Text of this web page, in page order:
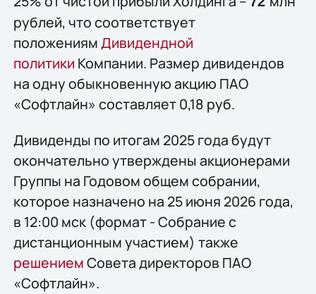
рублей, что соответствует
положениямДивидендной
политики Компании. Размер дивидендов
на одну обыкновенную акцию ПАО
«Софтлайн» составляет 0,18 руб.
Дивиденды по итогам 2025 года будут
окончательно утверждены акционерами
Группы на Годовом общем собрании,
которое назначено на 25 июня 2026 года,
в 12:00 мск (формат - Собрание с
дистанционным участием) также
решениемСовета директоров ПАО
«Софтлайн».